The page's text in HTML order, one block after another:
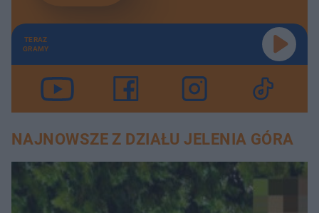
TERAZ
GRAMY
NAJNOWSZE Z DZIAŁU JELENIA GÓRA